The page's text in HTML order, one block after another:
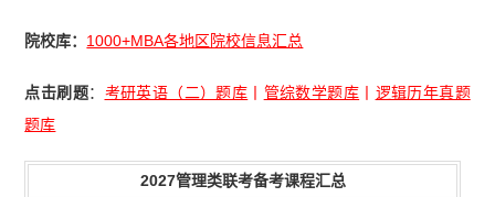
院校库： 1000+MBA各地区院校信息汇总
点击刷题： 考研英语（二）题库 管综数学题库
逻辑历年真题
题库
2027管理类联考备考课程汇总